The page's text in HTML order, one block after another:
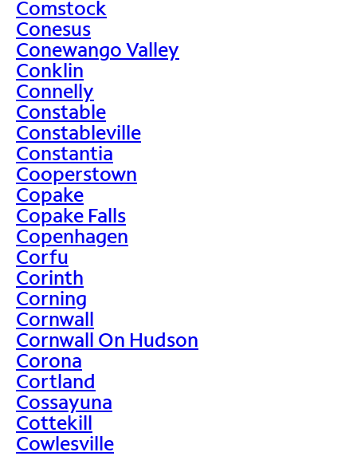
Comstock
Conesus
Conewango Valley
Conklin
Connelly
Constable
Constableville
Constantia
Cooperstown
Copake
Copake Falls
Copenhagen
Corfu
Corinth
Corning
Cornwall
Cornwall On Hudson
Corona
Cortland
Cossayuna
Cottekill
Cowlesville